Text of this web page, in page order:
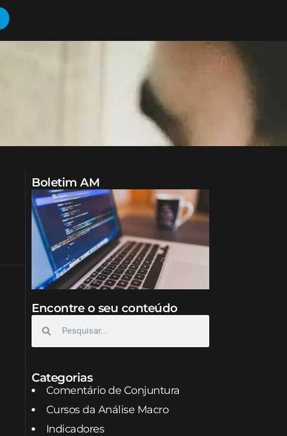
Boletim AM
Encontre o seu conteúdo
Categorias
Comentário de Conjuntura
Cursos da Análise Macro
Indicadores